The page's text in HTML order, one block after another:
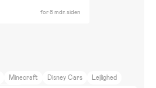
for 8 mdr. siden
Minecraft Disney Cars
Lejlighed